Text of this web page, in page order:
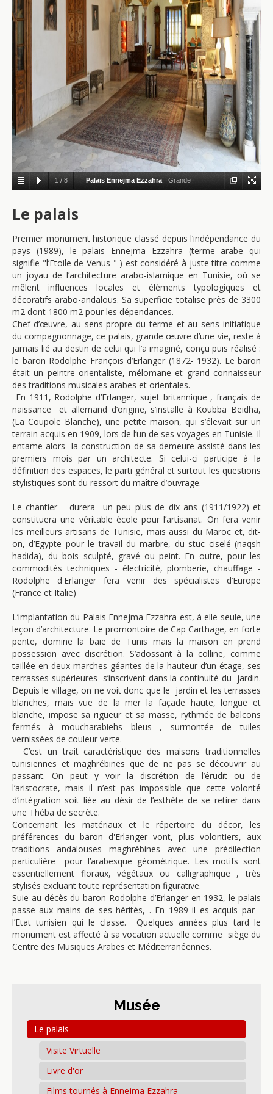
1 / 8 Palais Ennejma Ezzahra Grande
Le palais
Premier monument historique classé depuis l’indépendance du
pays (1989), le palais Ennejma Ezzahra (terme arabe qui
signifie "l’Etoile de Venus " ) est considéré à juste titre comme
un joyau de l’architecture arabo-islamique en Tunisie, où se
mêlent influences locales et éléments typologiques et
décoratifs arabo-andalous. Sa superficie totalise près de 3300
m2 dont 1800 m2 pour les dépendances.
Chef-d’œuvre, au sens propre du terme et au sens initiatique
du compagnonnage, ce palais, grande œuvre d’une vie, reste à
jamais lié au destin de celui qui l’a imaginé, conçu puis réalisé :
le baron Rodolphe François d’Erlanger (1872- 1932). Le baron
était un peintre orientaliste, mélomane et grand connaisseur
des traditions musicales arabes et orientales.
En 1911, Rodolphe d’Erlanger, sujet britannique , français de
naissance et allemand d’origine, s’installe à Koubba Beidha,
(La Coupole Blanche), une petite maison, qui s’élevait sur un
terrain acquis en 1909, lors de l’un de ses voyages en Tunisie. Il
entame alors la construction de sa demeure assisté dans les
premiers mois par un architecte. Si celui-ci participe à la
définition des espaces, le parti général et surtout les questions
stylistiques sont du ressort du maître d’ouvrage.
Le chantier durera un peu plus de dix ans (1911/1922) et
constituera une véritable école pour l’artisanat. On fera venir
les meilleurs artisans de Tunisie, mais aussi du Maroc et, dit-
on, d’Egypte pour le travail du marbre, du stuc ciselé (naqsh
hadida), du bois sculpté, gravé ou peint. En outre, pour les
commodités techniques - électricité, plomberie, chauffage -
Rodolphe d'Erlanger fera venir des spécialistes d’Europe
(France et Italie)
L’implantation du Palais Ennejma Ezzahra est, à elle seule, une
leçon d’architecture. Le promontoire de Cap Carthage, en forte
pente, domine la baie de Tunis mais la maison en prend
possession avec discrétion. S’adossant à la colline, comme
taillée en deux marches géantes de la hauteur d’un étage, ses
terrasses supérieures s’inscrivent dans la continuité du jardin.
Depuis le village, on ne voit donc que le jardin et les terrasses
blanches, mais vue de la mer la façade haute, longue et
blanche, impose sa rigueur et sa masse, rythmée de balcons
fermés à moucharabiehs bleus , surmontée de tuiles
vernissées de couleur verte.
C’est un trait caractéristique des maisons traditionnelles
tunisiennes et maghrébines que de ne pas se découvrir au
passant. On peut y voir la discrétion de l’érudit ou de
l’aristocrate, mais il n’est pas impossible que cette volonté
d’intégration soit liée au désir de l’esthète de se retirer dans
une Thébaïde secrète.
Concernant les matériaux et le répertoire du décor, les
préférences du baron d'Erlanger vont, plus volontiers, aux
traditions andalouses maghrébines avec une prédilection
particulière pour l’arabesque géométrique. Les motifs sont
essentiellement floraux, végétaux ou calligraphique , très
stylisés excluant toute représentation figurative.
Suie au décès du baron Rodolphe d’Erlanger en 1932, le palais
passe aux mains de ses hérités, . En 1989 il es acquis par
l’Etat tunisien qui le classe. Quelques années plus tard le
monument est affecté à sa vocation actuelle comme siège du
Centre des Musiques Arabes et Méditerranéennes.
Musée
Le palais
Visite Virtuelle
Livre d'or
Films tournés à Ennejma Ezzahra